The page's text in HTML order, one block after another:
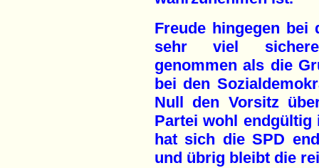
Freude hingegen bei
sehr viel
genommen als die
bei den
Null den Vorsitz
Partei wohl endgültig
hat sich die SPD
und übrig bleibt die